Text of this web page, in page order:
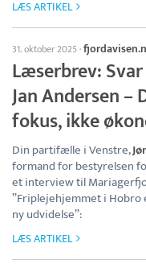
LÆS ARTIKEL
31. oktober 2025·
Læserbrev:
Jan Andersen
fokus, ikke
Din partifælle i Venstre,
formand for bestyrelsen
et interview til
”Friplejehjemmet i Hobro
ny udvidelse”:
LÆS ARTIKEL